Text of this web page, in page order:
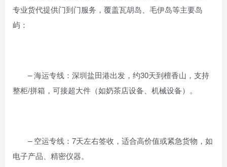
专业货代提供门到门服务，覆盖瓦胡岛、毛伊岛等主要岛
屿：
– 海运专线：深圳盐田港出发，约30天到檀香山，支持
整柜/拼箱，可接超大件（如奶茶店设备、机械设备）。
– 空运专线：7天左右签收，适合高价值或紧急货物，如
电子产品、精密仪器。